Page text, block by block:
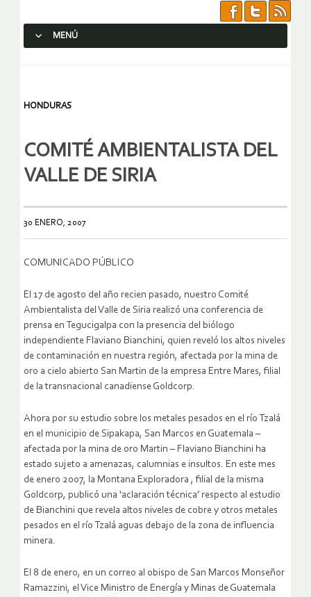
MENÚ
HONDURAS
COMITÉ AMBIENTALISTA DEL
VALLE DE SIRIA
30 ENERO, 2007
COMUNICADO PÚBLICO
El 17 de agosto del año recien pasado, nuestro Comité
Ambientalista del Valle de Siria realizó una conferencia de
prensa en Tegucigalpa con la presencia del biólogo
independiente Flaviano Bianchini, quien reveló los altos niveles
de contaminación en nuestra región, afectada por la mina de
oro a cielo abierto San Martin de la empresa Entre Mares, filial
de la transnacional canadiense Goldcorp.
Ahora por su estudio sobre los metales pesados en el río Tzalá
en el municipio de Sipakapa, San Marcos en Guatemala –
afectada por la mina de oro Martin – Flaviano Bianchini ha
estado sujeto a amenazas, calumnias e insultos. En este mes
de enero 2007, la Montana Exploradora , filial de la misma
Goldcorp, publicó una ‘aclaración técnica’ respecto al estudio
de Bianchini que revela altos niveles de cobre y otros metales
pesados en el río Tzalá aguas debajo de la zona de influencia
minera.
El 8 de enero, en un correo al obispo de San Marcos Monseñor
Ramazzini, el Vice Ministro de Energía y Minas de Guatemala